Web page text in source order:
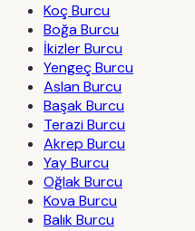
Koç Burcu
Boğa Burcu
İkizler Burcu
Yengeç Burcu
Aslan Burcu
Başak Burcu
Terazi Burcu
Akrep Burcu
Yay Burcu
Oğlak Burcu
Kova Burcu
Balık Burcu